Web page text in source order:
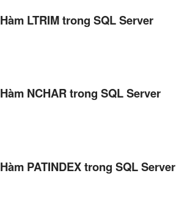
Hàm LTRIM trong SQL Server
Hàm NCHAR trong SQL Server
Hàm PATINDEX trong SQL Server